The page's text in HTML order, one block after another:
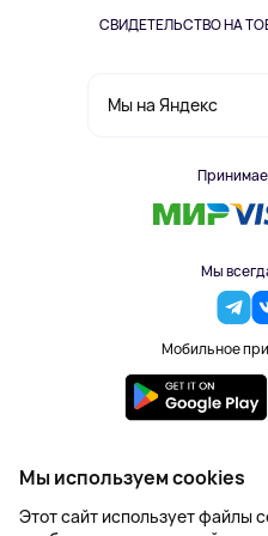
СВИДЕТЕЛЬСТВО НА
Мы на Яндекс
Мы
Мобильное
2023-2026 © DoBuy.
Правила обработки
Мы используем cookies
Этот сайт использует файлы